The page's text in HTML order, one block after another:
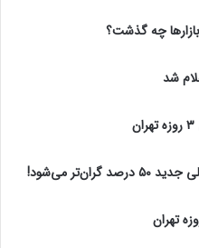
چه گذشت؟
شد
می‌شود!